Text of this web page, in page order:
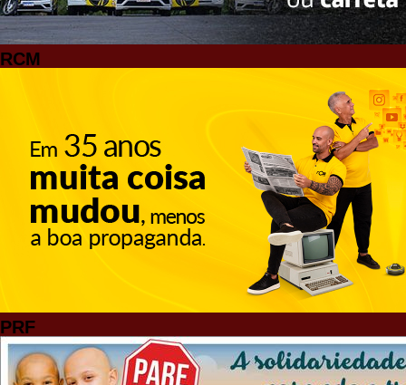
RCM
PRF